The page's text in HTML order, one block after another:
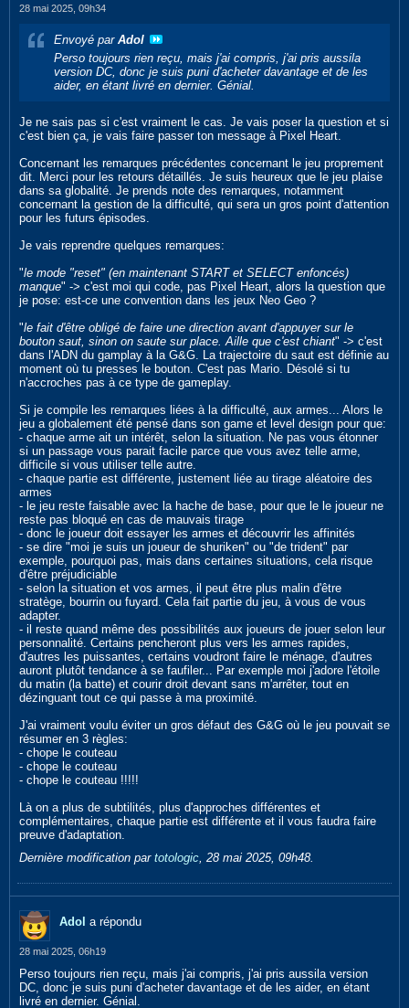
28 mai 2025, 09h34
Envoyé par Adol
Perso toujours rien reçu, mais j'ai compris, j'ai pris aussila
version DC, donc je suis puni d'acheter davantage et de les
aider, en étant livré en dernier. Génial.
Je ne sais pas si c'est vraiment le cas. Je vais poser la question et si
c'est bien ça, je vais faire passer ton message à Pixel Heart.
Concernant les remarques précédentes concernant le jeu proprement
dit. Merci pour les retours détaillés. Je suis heureux que le jeu plaise
dans sa globalité. Je prends note des remarques, notamment
concernant la gestion de la difficulté, qui sera un gros point d'attention
pour les futurs épisodes.
Je vais reprendre quelques remarques:
"le mode "reset" (en maintenant START et SELECT enfoncés)
manque" -> c'est moi qui code, pas Pixel Heart, alors la question que
je pose: est-ce une convention dans les jeux Neo Geo ?
"le fait d'être obligé de faire une direction avant d'appuyer sur le
bouton saut, sinon on saute sur place. Aille que c'est chiant" -> c'est
dans l'ADN du gamplay à la G&G. La trajectoire du saut est définie au
moment où tu presses le bouton. C'est pas Mario. Désolé si tu
n'accroches pas à ce type de gameplay.
Si je compile les remarques liées à la difficulté, aux armes... Alors le
jeu a globalement été pensé dans son game et level design pour que:
- chaque arme ait un intérêt, selon la situation. Ne pas vous étonner
si un passage vous parait facile parce que vous avez telle arme,
difficile si vous utiliser telle autre.
- chaque partie est différente, justement liée au tirage aléatoire des
armes
- le jeu reste faisable avec la hache de base, pour que le le joueur ne
reste pas bloqué en cas de mauvais tirage
- donc le joueur doit essayer les armes et découvrir les affinités
- se dire "moi je suis un joueur de shuriken" ou "de trident" par
exemple, pourquoi pas, mais dans certaines situations, cela risque
d'être préjudiciable
- selon la situation et vos armes, il peut être plus malin d'être
stratège, bourrin ou fuyard. Cela fait partie du jeu, à vous de vous
adapter.
- il reste quand même des possibilités aux joueurs de jouer selon leur
personnalité. Certains pencheront plus vers les armes rapides,
d'autres les puissantes, certains voudront faire le ménage, d'autres
auront plutôt tendance à se faufiler... Par exemple moi j'adore l'étoile
du matin (la batte) et courir droit devant sans m'arrêter, tout en
dézinguant tout ce qui passe à ma proximité.
J'ai vraiment voulu éviter un gros défaut des G&G où le jeu pouvait se
résumer en 3 règles:
- chope le couteau
- chope le couteau
- chope le couteau !!!!!
Là on a plus de subtilités, plus d'approches différentes et
complémentaires, chaque partie est différente et il vous faudra faire
preuve d'adaptation.
Dernière modification par totologic 28 mai 2025, 09h48.
Adol a répondu
28 mai 2025, 06h19
Perso toujours rien reçu, mais j'ai compris, j'ai pris aussila version
DC, donc je suis puni d'acheter davantage et de les aider, en étant
livré en dernier. Génial.